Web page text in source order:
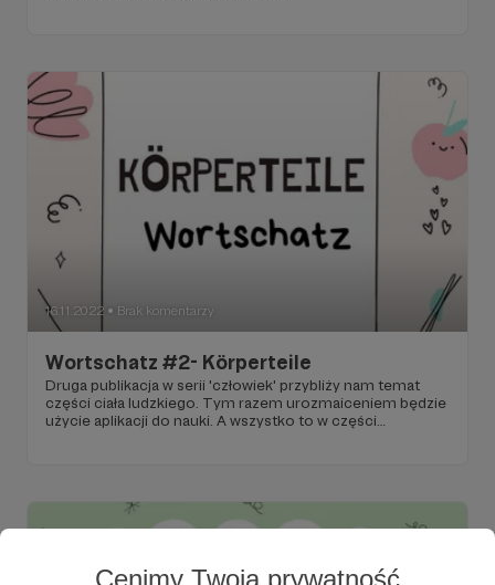
Cenimy Twoją prywatność
16.11.2022 ● Brak komentarzy
Wortschatz #2- Körperteile
Druga publikacja w serii 'człowiek' przybliży nam temat
części ciała ludzkiego. Tym razem urozmaiceniem będzie
użycie aplikacji do nauki. A wszystko to w części